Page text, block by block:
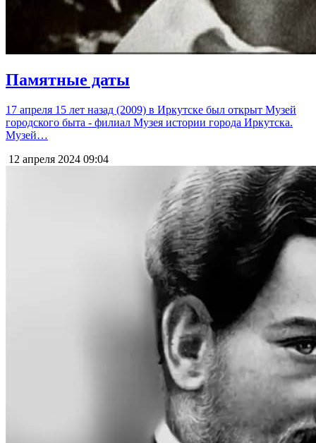
Памятные даты
17 апреля 15 лет назад (2009) в Иркутске был открыт Музей
городского быта - филиал Музея истории города Иркутска.
Музей…
12 апреля 2024 09:04